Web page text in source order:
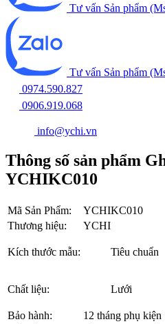
Tư vấn Sản phẩm
Tư vấn Sản phẩm
0974.590.827
0906.919.068
info@ychi.vn
Thông số sản phẩm
YCHIKC010
Mã Sản Phẩm:
YCHIKC010
Thương hiệu:
YCHI
Kích thước mẫu: Tiêu chuẩn
Chất liệu: Lưới
Bảo hành:
12 tháng phụ kiện